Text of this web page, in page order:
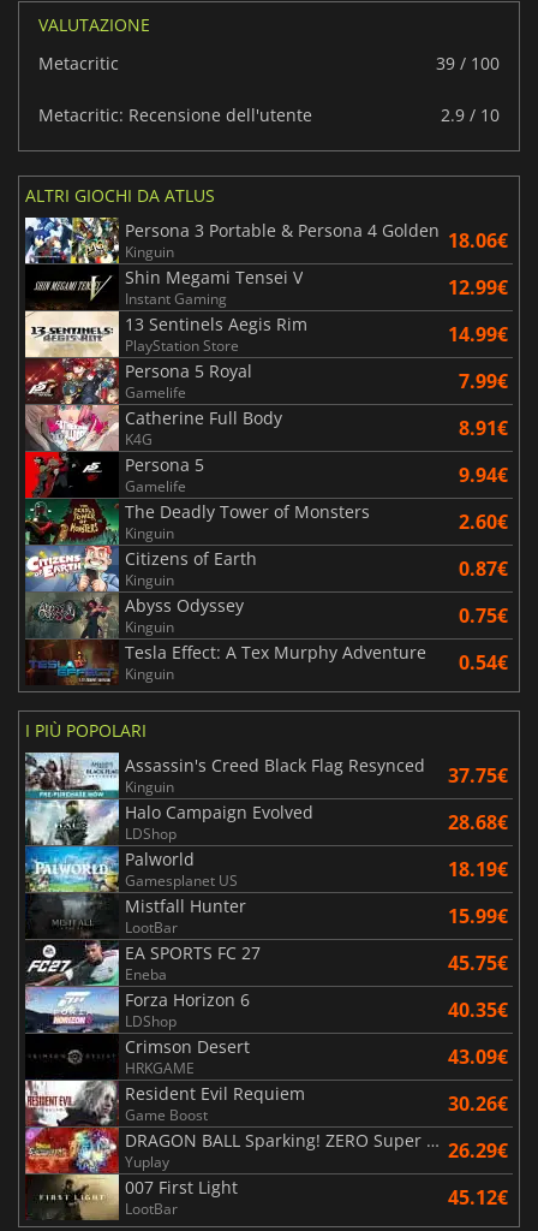
VALUTAZIONE
Metacritic
39 / 100
Metacritic: Recensione dell'utente 2.9 / 10
ALTRI GIOCHI DA ATLUS
Persona 3 Portable & Persona 4 Golden
Kinguin 18.06€
Shin Megami Tensei V
Instant Gaming 12.99€
13 Sentinels Aegis Rim
PlayStation Store 14.99€
Persona 5 Royal
Gamelife 7.99€
Catherine Full Body
K4G 8.91€
Persona 5
Gamelife 9.94€
The Deadly Tower of Monsters
Kinguin 2.60€
Citizens of Earth
Kinguin 0.87€
Abyss Odyssey
Kinguin 0.75€
Tesla Effect: A Tex Murphy Adventure
Kinguin 0.54€
I PIÙ POPOLARI
Assassin's Creed Black Flag Resynced
Kinguin 37.75€
Halo Campaign Evolved
LDShop 28.68€
Palworld
Gamesplanet US 18.19€
Mistfall Hunter
LootBar 15.99€
EA SPORTS FC 27
Eneba 45.75€
Forza Horizon 6
LDShop 40.35€
Crimson Desert
HRKGAME 43.09€
Resident Evil Requiem
Game Boost 30.26€
DRAGON BALL Sparking! ZERO Super Limit Breaking NEO
Yuplay 26.29€
007 First Light
LootBar 45.12€